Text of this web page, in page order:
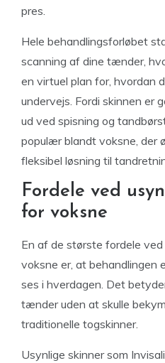
pres.
Hele behandlingsforløbet
scanning af dine tænder,
en virtuel plan for, hvordan
undervejs. Fordi skinnen er
ud ved spisning og
populær blandt voksne, der
fleksibel løsning til
Fordele ved
for voksne
En af de største fordele
voksne er, at behandlingen
ses i hverdagen. Det
tænder uden at skulle
traditionelle togskinner.
Usynlige skinner som